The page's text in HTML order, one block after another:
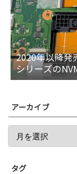
2020年以降発
シリーズの
アーカイブ
タグ